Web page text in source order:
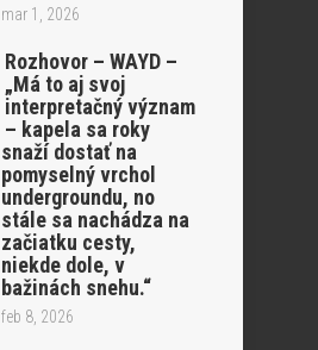
mar 1, 2026
Rozhovor – WAYD –
„Má to aj svoj
interpretačný význam
– kapela sa roky
snaží dostať na
pomyselný vrchol
undergroundu, no
stále sa nachádza na
začiatku cesty,
niekde dole, v
bažinách snehu.“
feb 8, 2026